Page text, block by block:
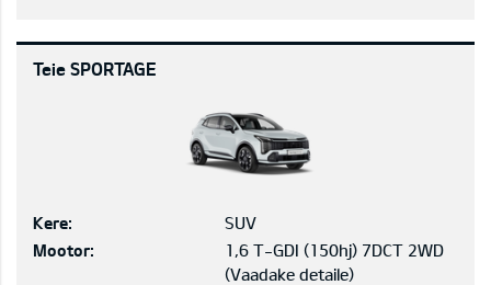
Teie SPORTAGE
Kere:
SUV
Mootor:
1,6 T-GDI (150hj) 7DCT 2WD
(Vaadake detaile)